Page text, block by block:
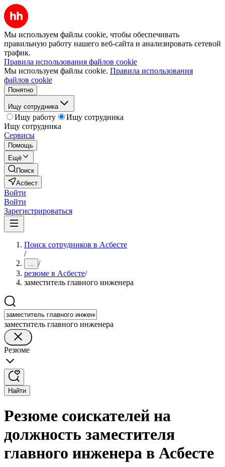
Мы используем файлы cookie, чтобы обеспечивать
правильную работу нашего веб-сайта и анализировать сетевой
трафик.
Правила использования файлов cookie
Мы используем файлы cookie. Правила использования
файлов cookie
Понятно
Ищу сотрудника
Ищу работу
Ищу сотрудника
Ищу сотрудника
Сервисы
Помощь
Ещё
Поиск
Асбест
Войти
Войти
Зарегистрироваться
Поиск сотрудников в Асбесте
/
... /
резюме в Асбесте/
заместитель главного инженера
заместитель главного инженера
Резюме
Найти
Резюме соискателей на
должность заместителя
главного инженера в Асбесте